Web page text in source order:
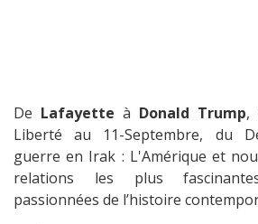
De Lafayette à Donald Trump,
Liberté au 11-Septembre, du
guerre en Irak : L'Amérique et
relations les plus
passionnées de l’histoire